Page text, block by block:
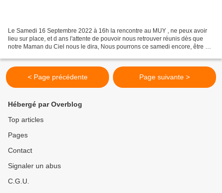
Le Samedi 16 Septembre 2022 à 16h la rencontre au MUY , ne peux avoir
lieu sur place, et d ans l'attente de pouvoir nous retrouver réunis dès que
notre Maman du Ciel nous le dira, Nous pourrons ce samedi encore, être en
< Page précédente Page suivante >
Hébergé par Overblog
Top articles
Pages
Contact
Signaler un abus
C.G.U.